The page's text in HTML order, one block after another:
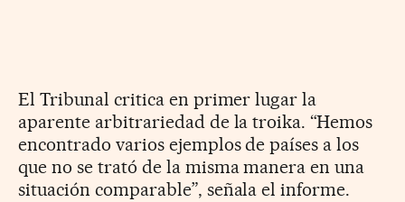
El Tribunal critica en primer lugar la
aparente arbitrariedad de la troika. “Hemos
encontrado varios ejemplos de países a los
que no se trató de la misma manera en una
situación comparable”, señala el informe.